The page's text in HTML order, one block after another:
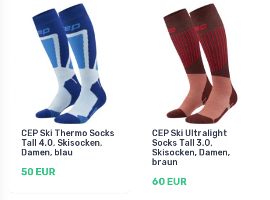
CEP Ski Thermo Socks
Tall 4.0, Skisocken,
Damen, blau
50 EUR
CEP Ski Ultralight
Socks Tall 3.0,
Skisocken, Damen,
braun
60 EUR